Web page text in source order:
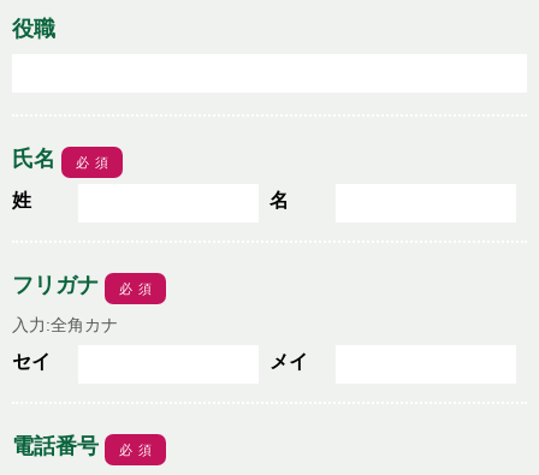
役職
氏名 必須
姓 名
フリガナ 必須
入力:全角カナ
セイ メイ
電話番号 必須